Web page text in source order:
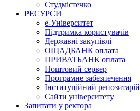
Студмістечко
РЕСУРСИ
е-Університет
Підтримка користувачів
Державні закупівлі
ОЩАДБАНК оплата
ПРИВАТБАНК оплата
Поштовий сервер
Програмне забезпечення
Інституційний репозитарій
Сайти університету
Запитати у ректора